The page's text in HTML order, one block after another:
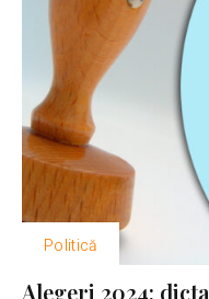
Politică
Alegeri 2024: